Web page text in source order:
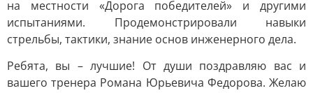
на местности «Дорога победителей» и другими
испытаниями. Продемонстрировали навыки
стрельбы, тактики, знание основ инженерного дела.
Ребята, вы – лучшие! От души поздравляю вас и
вашего тренера Романа Юрьевича Федорова. Желаю